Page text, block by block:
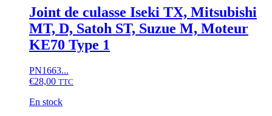
Satoh
ST1840
Joint de culasse Iseki TX, Mitsubishi
MT, D, Satoh ST, Suzue M, Moteur
KE70 Type 1
PN1663...
€28,00 TTC
En stock